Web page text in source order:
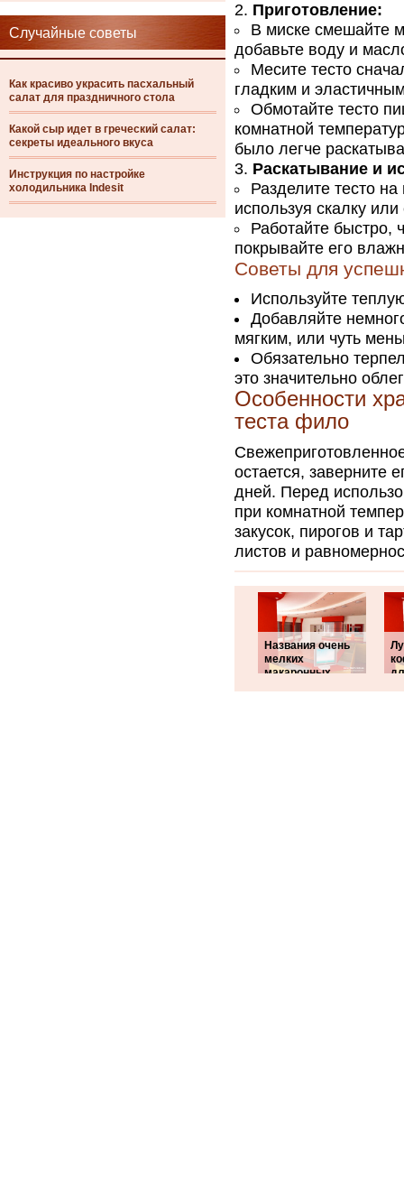
Случайные советы
Как красиво украсить пасхальный
салат для праздничного стола
Какой сыр идет в греческий салат:
секреты идеального вкуса
Инструкция по настройке
холодильника Indesit
Приготовление:
В миске смешайте
добавьте воду и
Месите тесто
гладким и
Обмотайте тесто
комнатной
было легче
Раскатывание и
Разделите тесто
используя скалку
Работайте быстро,
покрывайте его
Советы для
Используйте
Добавляйте
мягким, или чуть
Обязательно
это значительно
Особенности
теста фило
остается, заверните
дней. Перед
при комнатной
закусок, пирогов и
листов и
Названия очень
мелких
макаронных